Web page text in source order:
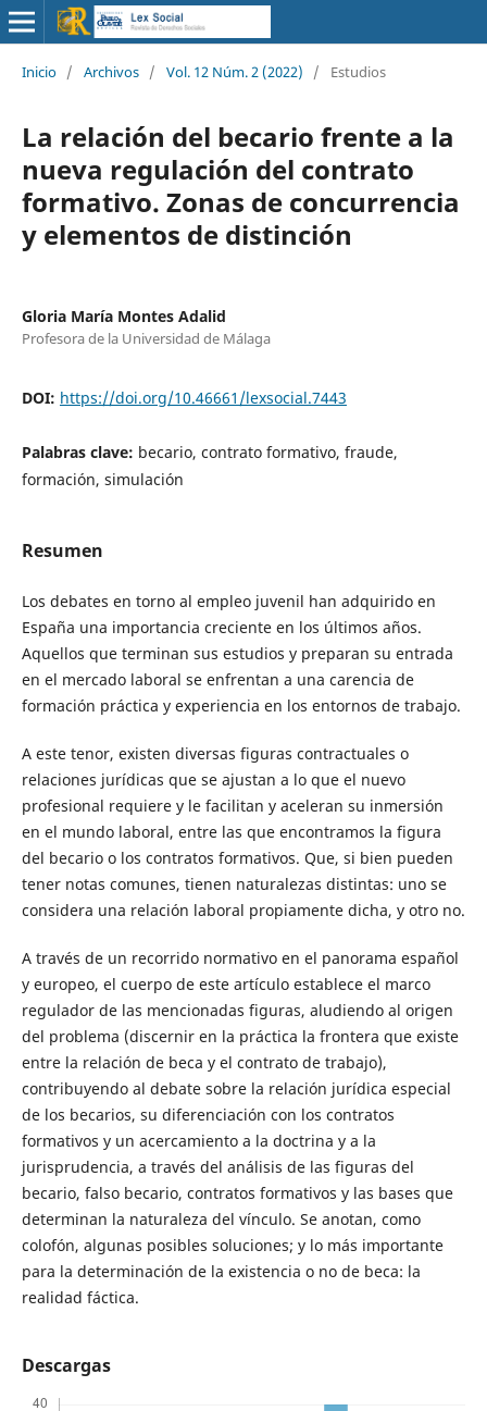
Inicio / Archivos / Vol. 12 Núm. 2 (2022) / Estudios
La relación del becario frente a la
nueva regulación del contrato
formativo. Zonas de concurrencia
y elementos de distinción
Gloria María Montes Adalid
Profesora de la Universidad de Málaga
DOI: https://doi.org/10.46661/lexsocial.7443
Palabras clave: becario, contrato formativo, fraude,
formación, simulación
Resumen
Los debates en torno al empleo juvenil han adquirido en
España una importancia creciente en los últimos años.
Aquellos que terminan sus estudios y preparan su entrada
en el mercado laboral se enfrentan a una carencia de
formación práctica y experiencia en los entornos de trabajo.
A este tenor, existen diversas figuras contractuales o
relaciones jurídicas que se ajustan a lo que el nuevo
profesional requiere y le facilitan y aceleran su inmersión
en el mundo laboral, entre las que encontramos la figura
del becario o los contratos formativos. Que, si bien pueden
tener notas comunes, tienen naturalezas distintas: uno se
considera una relación laboral propiamente dicha, y otro no.
A través de un recorrido normativo en el panorama español
y europeo, el cuerpo de este artículo establece el marco
regulador de las mencionadas figuras, aludiendo al origen
del problema (discernir en la práctica la frontera que existe
entre la relación de beca y el contrato de trabajo),
contribuyendo al debate sobre la relación jurídica especial
de los becarios, su diferenciación con los contratos
formativos y un acercamiento a la doctrina y a la
jurisprudencia, a través del análisis de las figuras del
becario, falso becario, contratos formativos y las bases que
determinan la naturaleza del vínculo. Se anotan, como
colofón, algunas posibles soluciones; y lo más importante
para la determinación de la existencia o no de beca: la
realidad fáctica.
Descargas